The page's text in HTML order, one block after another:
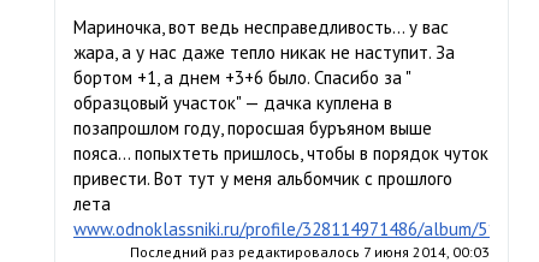
Мариночка, вот ведь несправедливость… у вас
жара, а у нас даже тепло никак не наступит. За
бортом +1, а днем +3+6 было. Спасибо за "
образцовый участок" — дачка куплена в
позапрошлом году, поросшая буръяном выше
пояса… попыхтеть пришлось, чтобы в порядок чуток
привести. Вот тут у меня альбомчик с прошлого
лета
www.odnoklassniki.ru/profile/328114971486/album/
Последний раз редактировалось 7 июня 2014, 00:03